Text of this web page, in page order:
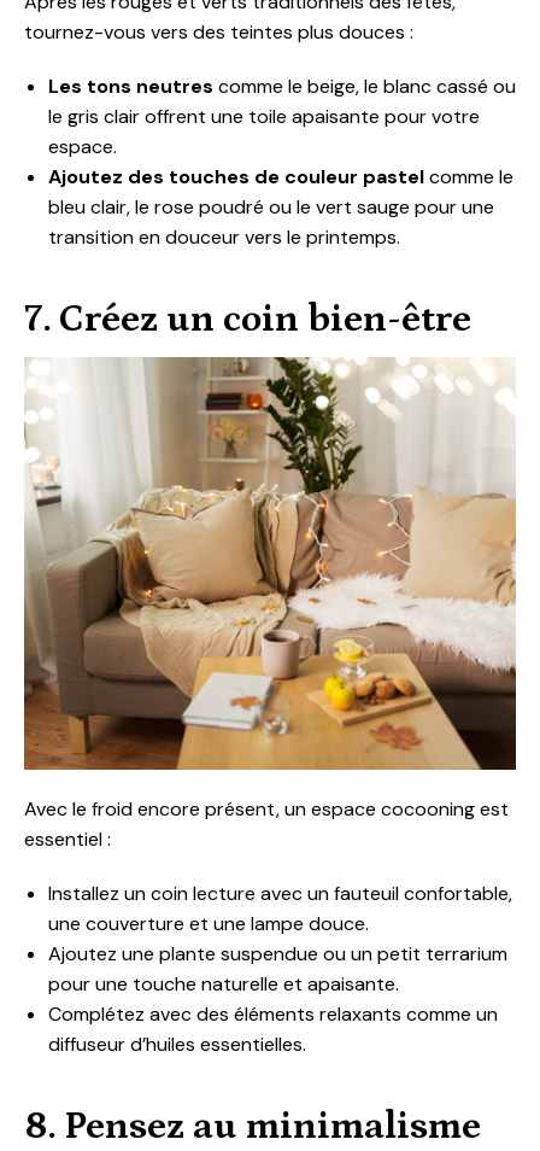
tournez-vous vers des teintes plus douces :
Les tons neutres comme le beige, le blanc cassé ou
le gris clair offrent une toile apaisante pour votre
espace.
Ajoutez des touches de couleur pastelcomme le
bleu clair, le rose poudré ou le vert sauge pour une
transition en douceur vers le printemps.
7. Créez un coin bien-être
Avec le froid encore présent, un espace cocooning est
essentiel :
Installez un coin lecture avec un fauteuil confortable,
une couverture et une lampe douce.
Ajoutez une plante suspendue ou un petit terrarium
pour une touche naturelle et apaisante.
Complétez avec des éléments relaxants comme un
diffuseur d’huiles essentielles.
8. Pensez au minimalisme